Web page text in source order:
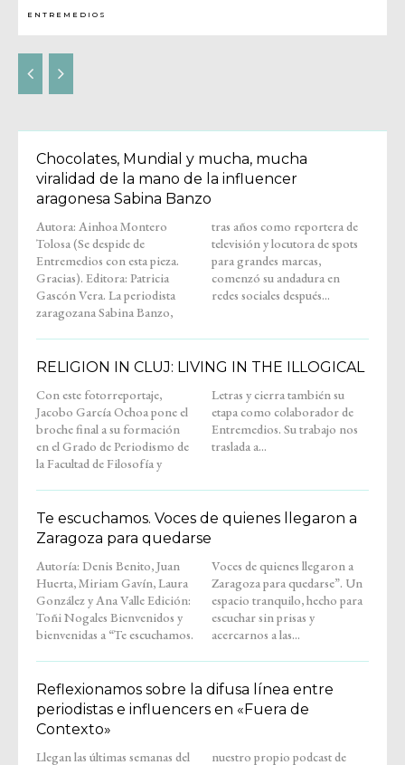
ENTREMEDIOS
Chocolates, Mundial y mucha, mucha
viralidad de la mano de la influencer
aragonesa Sabina Banzo
Autora: Ainhoa Montero
Tolosa (Se despide de
Entremedios con esta pieza.
Gracias). Editora: Patricia
Gascón Vera. La periodista
zaragozana Sabina Banzo,
tras años como reportera de
televisión y locutora de spots
para grandes marcas,
comenzó su andadura en
redes sociales después...
RELIGION IN CLUJ: LIVING IN THE ILLOGICAL
Con este fotorreportaje,
Jacobo García Ochoa pone el
broche final a su formación
en el Grado de Periodismo de
la Facultad de Filosofía y
Letras y cierra también su
etapa como colaborador de
Entremedios. Su trabajo nos
traslada a...
Te escuchamos. Voces de quienes llegaron a
Zaragoza para quedarse
Autoría: Denis Benito, Juan
Huerta, Miriam Gavín, Laura
González y Ana Valle Edición:
Toñi Nogales Bienvenidos y
bienvenidas a “Te escuchamos.
Voces de quienes llegaron a
Zaragoza para quedarse”. Un
espacio tranquilo, hecho para
escuchar sin prisas y
acercarnos a las...
Reflexionamos sobre la difusa línea entre
periodistas e influencers en «Fuera de
Contexto»
Llegan las últimas semanas del
nuestro propio podcast de